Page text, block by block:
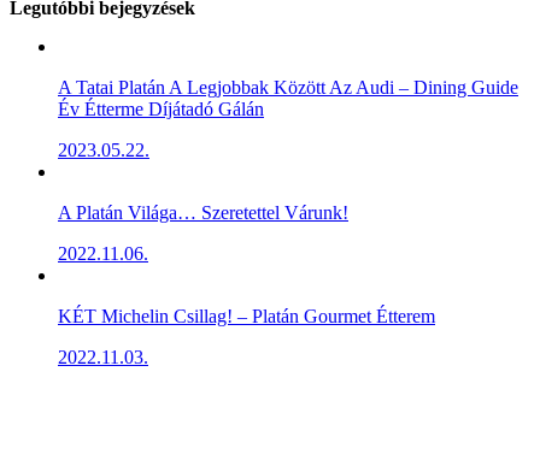
Legutóbbi bejegyzések
A Tatai Platán A Legjobbak Között Az Audi – Dining Guide
Év Étterme Díjátadó Gálán
2023.05.22.
A Platán Világa… Szeretettel Várunk!
2022.11.06.
KÉT Michelin Csillag! – Platán Gourmet Étterem
2022.11.03.